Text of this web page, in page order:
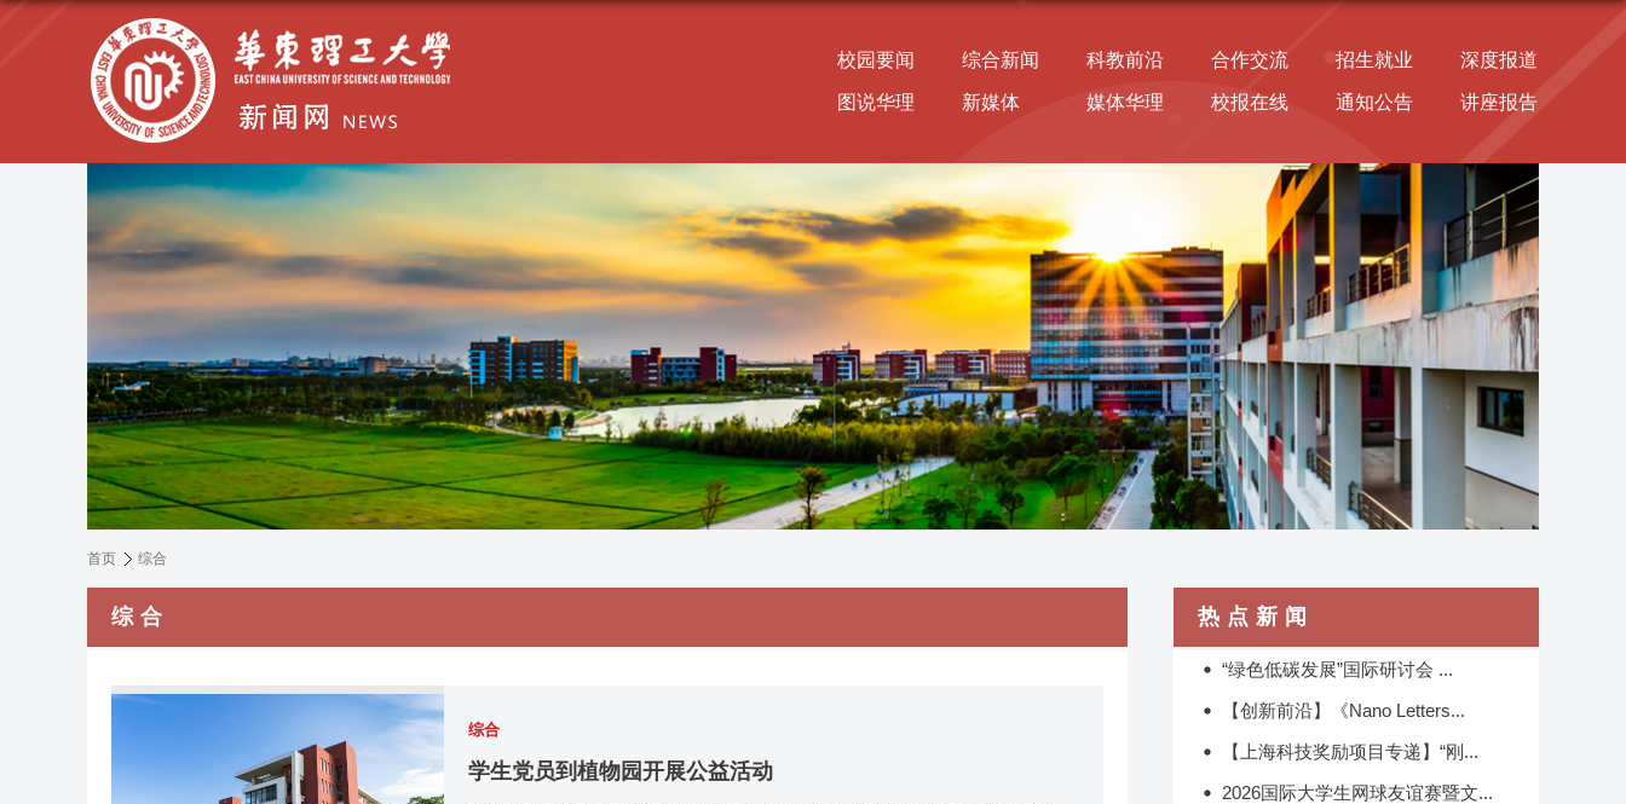
校园要闻 综合新闻 科教前沿 合作交流 招生就业 深度报道
图说华理 新媒体 媒体华理 校报在线 通知公告 讲座报告
首页 综合
综合
综合
学生党员到植物园开展公益活动
热点新闻
“绿色低碳发展”国际研讨会 ...
​【创新前沿】《Nano Letters...
【上海科技奖励项目专递】“刚...
2026国际大学生网球友谊赛暨文...